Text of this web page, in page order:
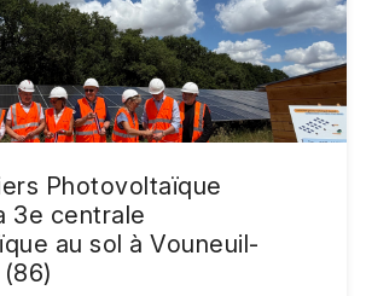
Photovoltaïque
3e centrale
au sol à Vouneuil-